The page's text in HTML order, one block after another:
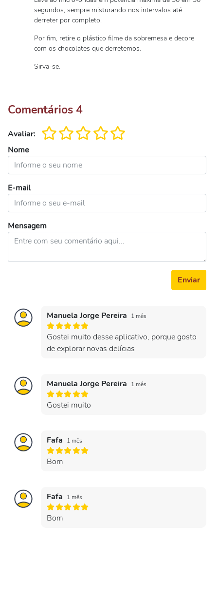
segundos, sempre misturando nos intervalos até
derreter por completo.
Por fim, retire o plástico filme da sobremesa e decore
com os chocolates que derretemos.
Sirva-se.
Comentários4
Avaliar:
Nome
E-mail
Mensagem
Enviar
Manuela Jorge Pereira 1 mês
Gostei muito desse aplicativo, porque gosto
de explorar novas delícias
Manuela Jorge Pereira 1 mês
Gostei muito
Fafa 1 mês
Bom
Fafa 1 mês
Bom